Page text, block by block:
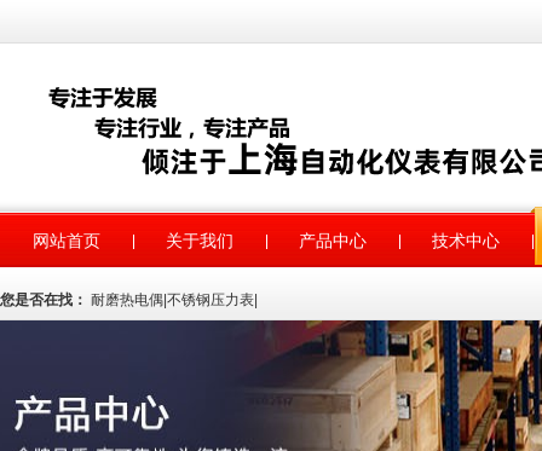
网站首页 关于我们 产品中心 技术中心
您是否在找： 耐磨热电偶 不锈钢压力表